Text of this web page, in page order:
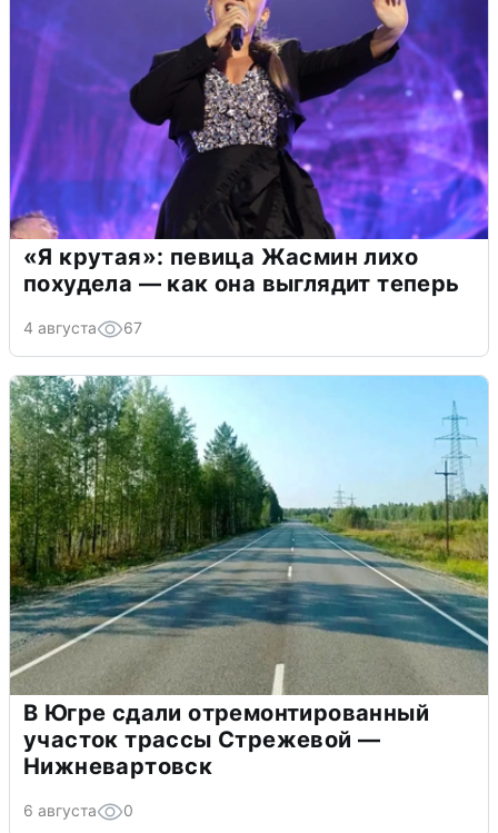
«Я крутая»: певица Жасмин лихо
похудела — как она выглядит теперь
4 августа 67
В Югре сдали отремонтированный
участок трассы Стрежевой —
Нижневартовск
6 августа 0